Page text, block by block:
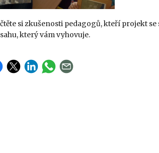
si zkušenosti pedagogů, kteří projekt
který vám vyhovuje.